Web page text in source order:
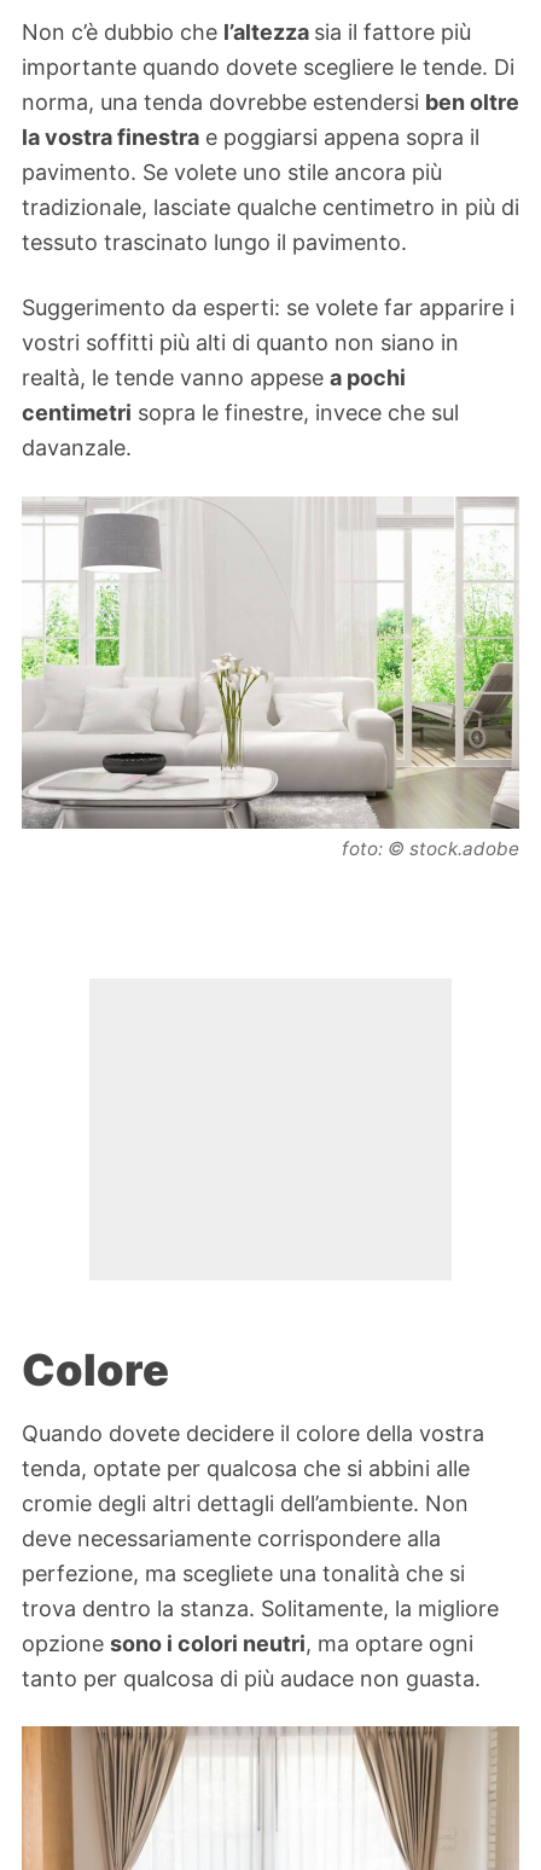
Non c’è dubbio che l’altezza sia il fattore più
importante quando dovete scegliere le tende. Di
norma, una tenda dovrebbe estendersi ben oltre
la vostra finestra e poggiarsi appena sopra il
pavimento. Se volete uno stile ancora più
tradizionale, lasciate qualche centimetro in più di
tessuto trascinato lungo il pavimento.
Suggerimento da esperti: se volete far apparire i
vostri soffitti più alti di quanto non siano in
realtà, le tende vanno appese a pochi
centimetri sopra le finestre, invece che sul
davanzale.
foto: © stock.adobe
Colore
Quando dovete decidere il colore della vostra
tenda, optate per qualcosa che si abbini alle
cromie degli altri dettagli dell’ambiente. Non
deve necessariamente corrispondere alla
perfezione, ma scegliete una tonalità che si
trova dentro la stanza. Solitamente, la migliore
opzione sono i colori neutri, ma optare ogni
tanto per qualcosa di più audace non guasta.